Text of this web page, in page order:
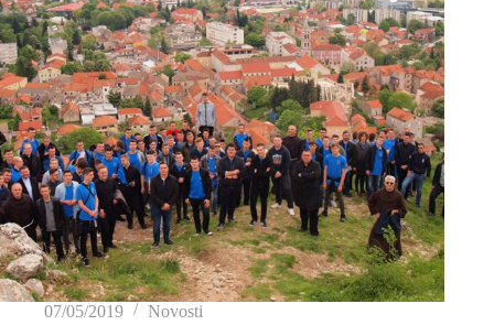
07/05/2019 Novosti